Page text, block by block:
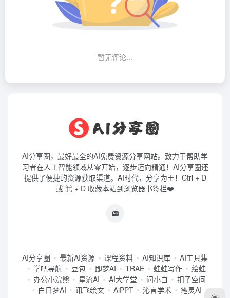
暂无评论...
AI分享圈，最好最全的AI免费资源分享网站。致力于帮助学
习者在人工智能领域从零开始，逐步迈向精通！AI分享圈还
提供了便捷的资源获取渠道。AI时代，分享为王！Ctrl + D
或 ⌘ + D 收藏本站到浏览器书签栏❤️
AI分享圈 最新AI资源 课程资料 AI知识库
AI工具集
学吧导航
豆包 即梦AI TRAE 蛙蛙写作
绘蛙
办公小浣熊
星流AI AI大学堂 问小白
扣子空间
白日梦AI
讯飞绘文 AiPPT 沁言学术 笔灵AI